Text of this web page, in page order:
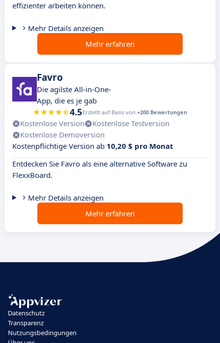
effizienter arbeiten können.
Mehr Details anzeigen
Mehr erfahren
Favro
Die agilste All-in-One-
App, die es je gab
4.5Erstellt auf Basis von +200 Bewertungen
Kostenlose Version
Kostenlose Testversion
Kostenlose Demoversion
Kostenpflichtige Version ab 10,20 $ pro Monat
Entdecken Sie Favro als eine alternative Software zu
FlexxBoard.
Mehr Details anzeigen
Mehr erfahren
Datenschutz
Transparenz
Nutzungsbedingungen